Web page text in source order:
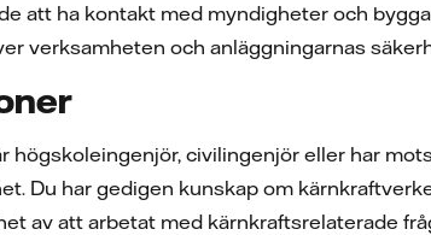
att ha kontakt med myndigheter och
verksamheten och anläggningarnas
högskoleingenjör, civilingenjör eller har
Du har gedigen kunskap om
av att arbetat med kärnkraftsrelaterade